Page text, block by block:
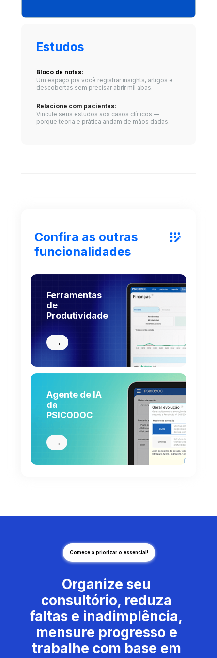
Bloco de notas:
Um espaço pra você registrar insights, artigos e
descobertas sem precisar abrir mil abas.
Relacione com pacientes:
Vincule seus estudos aos casos clínicos —
porque teoria e prática andam de mãos dadas.
Estudos
Ferramentas
de
Produtividade
Agente de IA
da
PSICODOC
Confira as outras
funcionalidades
→
→
Comece a priorizar o essencial!
Organize seu
consultório, reduza
faltas e inadimplência,
mensure progresso e
trabalhe com base em